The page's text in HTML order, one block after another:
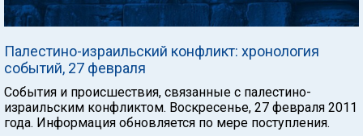
Палестино-израильский конфликт: хронология
событий, 27 февраля
События и происшествия, связанные с палестино-
израильским конфликтом. Воскресенье, 27 февраля 2011
года. Информация обновляется по мере поступления.